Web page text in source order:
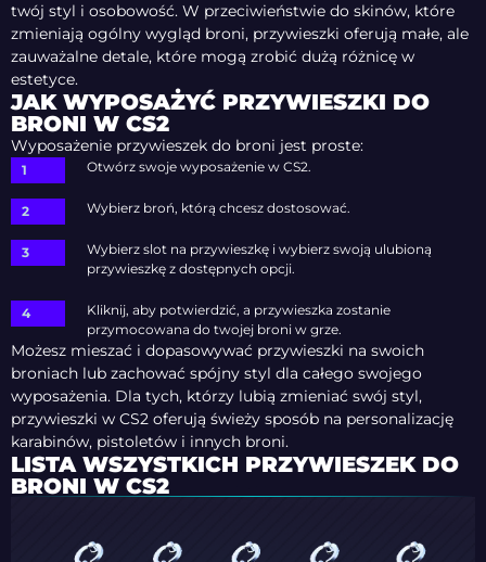
twój styl i osobowość. W przeciwieństwie do skinów, które
zmieniają ogólny wygląd broni, przywieszki oferują małe, ale
zauważalne detale, które mogą zrobić dużą różnicę w
estetyce.
JAK WYPOSAŻYĆ PRZYWIESZKI DO
BRONI W CS2
Wyposażenie przywieszek do broni jest proste:
Otwórz swoje wyposażenie w CS2.
Wybierz broń, którą chcesz dostosować.
Wybierz slot na przywieszkę i wybierz swoją ulubioną
przywieszkę z dostępnych opcji.
Kliknij, aby potwierdzić, a przywieszka zostanie
przymocowana do twojej broni w grze.
Możesz mieszać i dopasowywać przywieszki na swoich
broniach lub zachować spójny styl dla całego swojego
wyposażenia. Dla tych, którzy lubią zmieniać swój styl,
przywieszki w CS2 oferują świeży sposób na personalizację
karabinów, pistoletów i innych broni.
LISTA WSZYSTKICH PRZYWIESZEK DO
BRONI W CS2